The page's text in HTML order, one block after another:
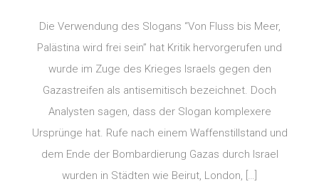
Die Verwendung des Slogans “Von Fluss bis Meer,
Palästina wird frei sein” hat Kritik hervorgerufen und
wurde im Zuge des Krieges Israels gegen den
Gazastreifen als antisemitisch bezeichnet. Doch
Analysten sagen, dass der Slogan komplexere
Ursprünge hat. Rufe nach einem Waffenstillstand und
dem Ende der Bombardierung Gazas durch Israel
wurden in Städten wie Beirut, London, […]